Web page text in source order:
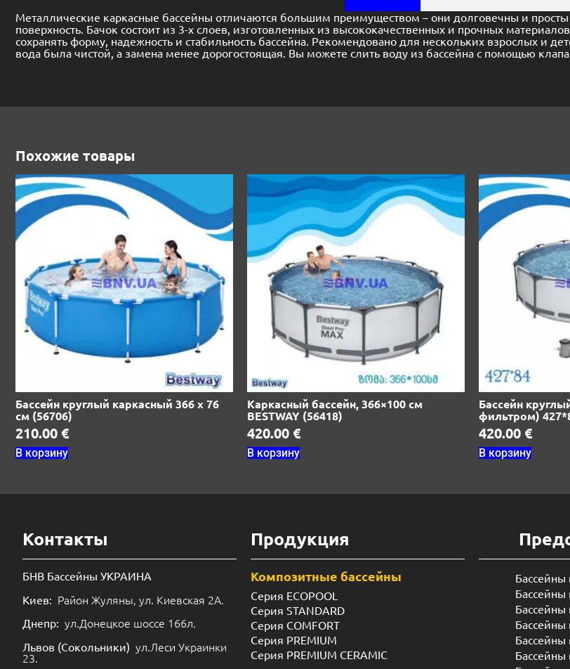
Металлические каркасные бассейны отличаются большим преимуществом – они долговечны и
поверхность. Бачок состоит из 3-х слоев, изготовленных из высококачественных и прочных
сохранять форму, надежность и стабильность бассейна. Рекомендовано для нескольких взрослых и
вода была чистой, а замена менее дорогостоящая. Вы можете слить воду из бассейна с помощью
Похожие товары
Бассейн круглый каркасный 366 х 76
см (56706)
210.00 €
В корзину
Каркасный бассейн, 366×100 см
BESTWAY (56418)
420.00 €
В корзину
Бассейн
фильтром)
420.00 €
В корзину
Контакты
БНВ Бассейны УКРАИНА
Киев: Район Жуляны, ул. Киевская 2А.
Днепр: ул.Донецкое шоссе 166л.
Львов (Сокольники) ул.Леси Украинки
23.
Продукция
Композитные бассейны
Серия ECOPOOL
Серия STANDARD
Серия COMFORT
Серия PREMIUM
Серия PREMIUM CERAMIC
Бассейны
Бассейны
Бассейны
Бассейны